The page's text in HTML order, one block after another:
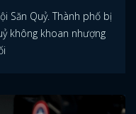
Săn Quỷ. Thành phố bị
không khoan nhượng